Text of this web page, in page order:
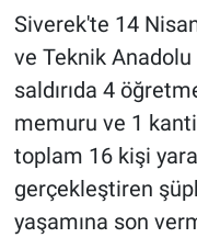
Siverek'te 14
ve Teknik
saldırıda 4
memuru ve 1
toplam 16 kişi
gerçekleştiren
yaşamına son